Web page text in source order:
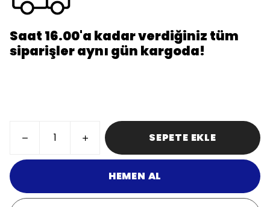
Saat 16.00'a kadar verdiğiniz tüm
siparişler aynı gün kargoda!
SEPETE EKLE
HEMEN AL